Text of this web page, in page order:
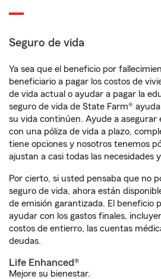
Seguro de vida
Ya sea que el beneficio por
beneficiario a pagar los costos de
de vida actual o ayudar a pagar la
seguro de vida de State Farm®
su vida continúen. Ayude a
con una póliza de vida a plazo,
tiene opciones y nosotros tenemos
ajustan a casi todas las necesidades
Por cierto, si usted pensaba que no
seguro de vida, ahora están
de emisión garantizada. El beneficio
ayudar con los gastos finales,
costos de entierro, las cuentas
deudas.
Life Enhanced®
Mejore su bienestar.